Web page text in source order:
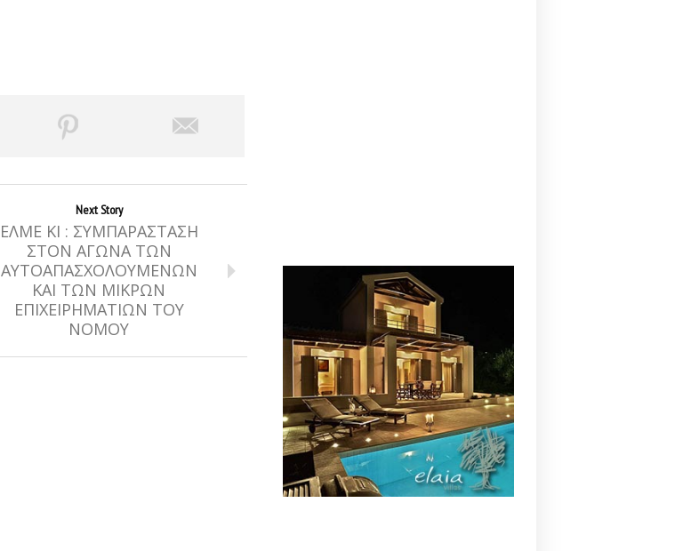
Next Story
ΕΛΜΕ ΚΙ : ΣΥΜΠΑΡΑΣΤΑΣΗ
ΣΤΟΝ ΑΓΩΝΑ ΤΩΝ
ΑΥΤΟΑΠΑΣΧΟΛΟΥΜΕΝΩΝ
ΚΑΙ ΤΩΝ ΜΙΚΡΩΝ
ΕΠΙΧΕΙΡΗΜΑΤΙΩΝ ΤΟΥ
ΝΟΜΟΥ